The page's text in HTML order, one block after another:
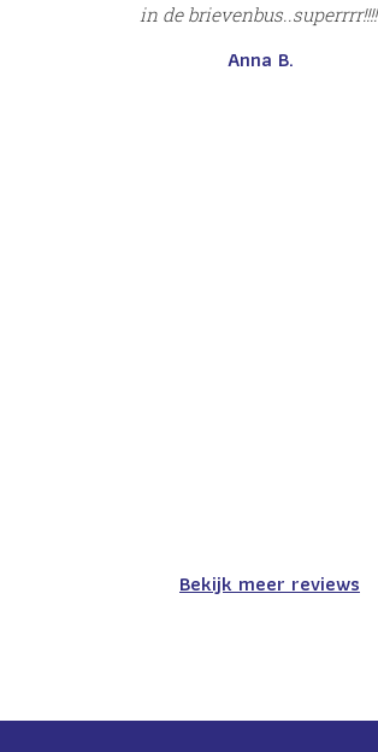
in de brievenbus..superrrr!!!!
Anna B.
Bekijk meer reviews